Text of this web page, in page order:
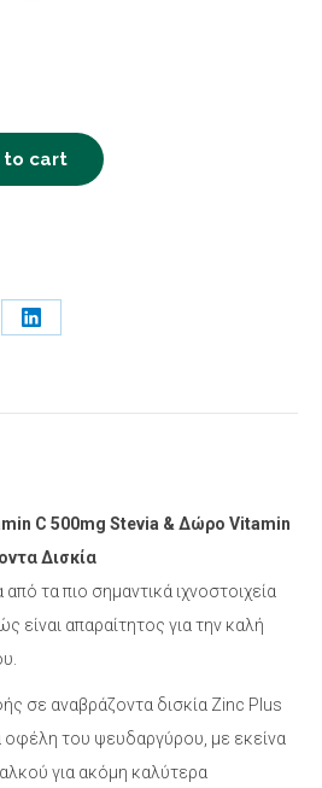
to cart
Share
C 500mg Stevia & Δώρο Vitamin
Δισκία
τα πιο σημαντικά ιχνοστοιχεία
είναι απαραίτητος για την καλή
σε αναβράζοντα δισκία Zinc Plus
οφέλη του ψευδαργύρου, με εκείνα
για ακόμη καλύτερα